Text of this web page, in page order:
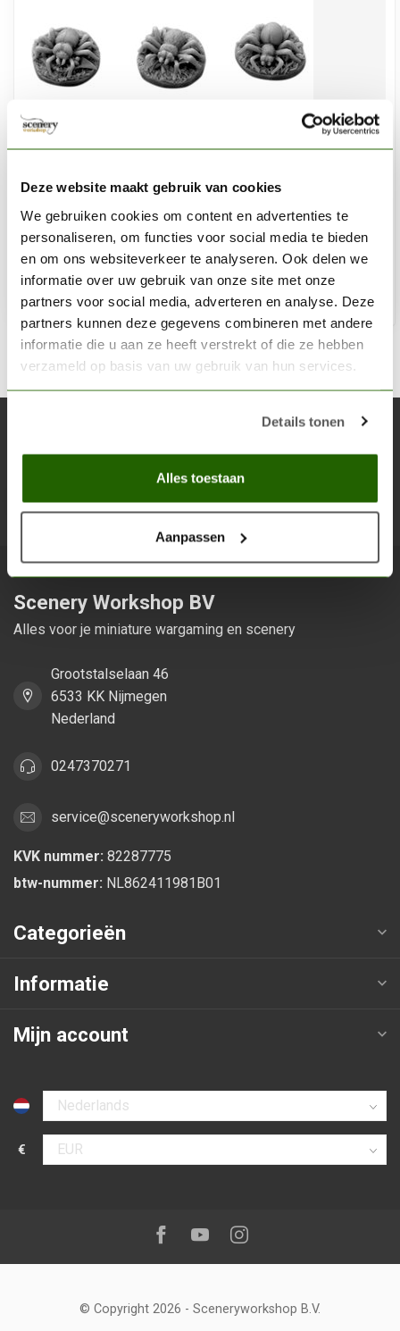
Deze website maakt gebruik van cookies
We gebruiken cookies om content en advertenties te
personaliseren, om functies voor social media te bieden
en om ons websiteverkeer te analyseren. Ook delen we
informatie over uw gebruik van onze site met onze
partners voor social media, adverteren en analyse. Deze
partners kunnen deze gegevens combineren met andere
informatie die u aan ze heeft verstrekt of die ze hebben
verzameld op basis van uw gebruik van hun services.
Details tonen
Alles toestaan
Aanpassen
Spiders - 6x - MM-0065
€8,89
Niet op voorraad
Blijf op de hoogte over onze laatste acties
Scenery Workshop BV
Alles voor je miniature wargaming en scenery
Grootstalselaan 46
6533 KK Nijmegen
Nederland
0247370271
service@sceneryworkshop.nl
KVK nummer: 82287775
btw-nummer: NL862411981B01
Categorieën
Informatie
Mijn account
Selecteer taal
€
Selecteer valuta
Volg ons op:Facebook
YoutubeInstagram
© Copyright 2026 - Sceneryworkshop B.V.